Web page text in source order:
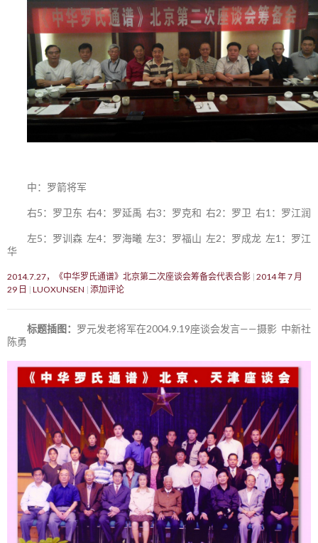
中：罗箭将军
右5：罗卫东 右4：罗延禹 右3：罗克和 右2：罗卫 右1：罗江润
左5：罗训森 左4：罗海曦 左3：罗福山 左2：罗成龙 左1：罗江
华
2014.7.27，《中华罗氏通谱》北京第二次座谈会筹备会代表合影 2014 年 7 月
29 日
LUOXUNSEN 添加评论
标题插图： 罗元发老将军在2004.9.19座谈会发言——摄影 中新社
陈勇